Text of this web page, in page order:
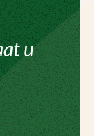
u